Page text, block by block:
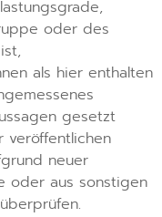
oder des
als hier enthalten
gesetzt
neuer
oder aus sonstigen